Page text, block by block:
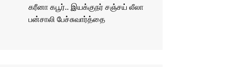
கரீனா கபூர்.. இயக்குநர் சஞ்சய் லீலா
பன்சாலி பேச்சுவார்த்தை